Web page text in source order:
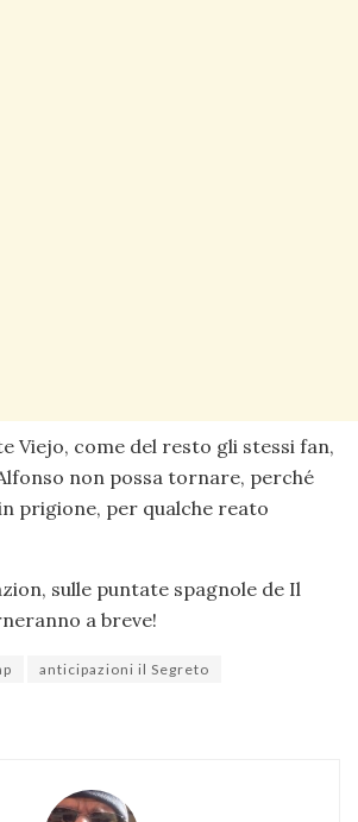
Viejo, come del resto gli stessi fan,
non possa tornare, perché
prigione, per qualche reato
sulle puntate spagnole de Il
a breve!
anticipazioni il Segreto